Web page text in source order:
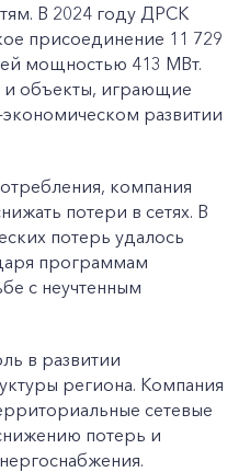
В 2024 году ДРСК
присоединение 11 729
мощностью 413 МВт.
объекты, играющие
развитии
компания
потери в сетях. В
потерь удалось
программам
с неучтенным
в развитии
региона. Компания
сетевые
потерь и